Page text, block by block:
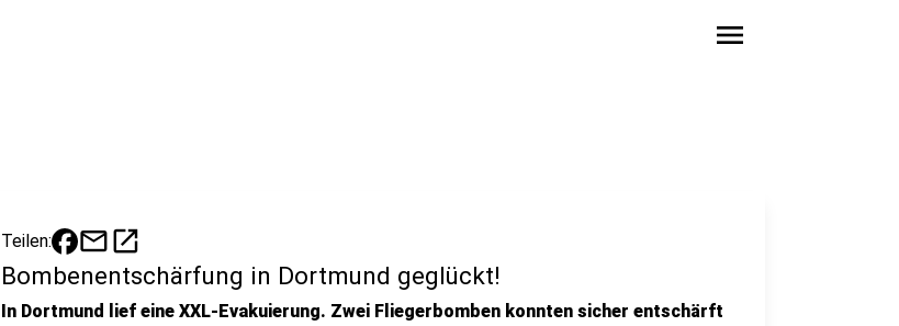
menu
Teilen: mailopen_in_new
Bombenentschärfung in Dortmund geglückt!
In Dortmund lief eine XXL-Evakuierung. Zwei Fliegerbomben konnten sicher entschärft